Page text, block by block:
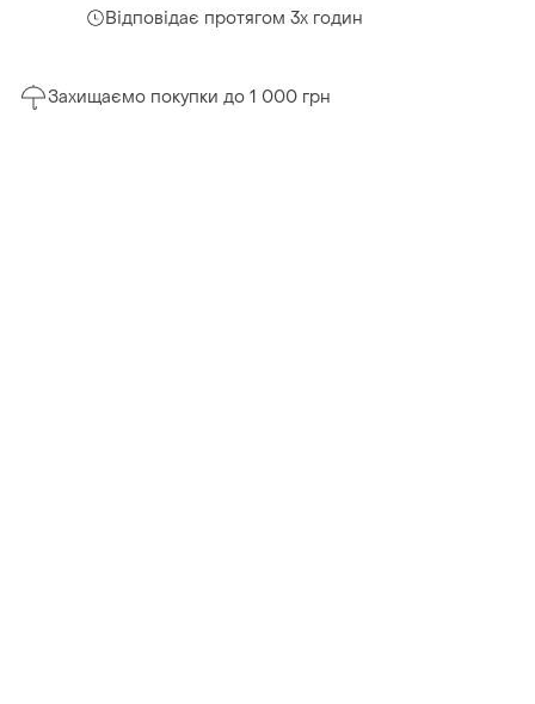
Відповідає протягом 3х годин
Захищаємо покупки до 1 000 грн